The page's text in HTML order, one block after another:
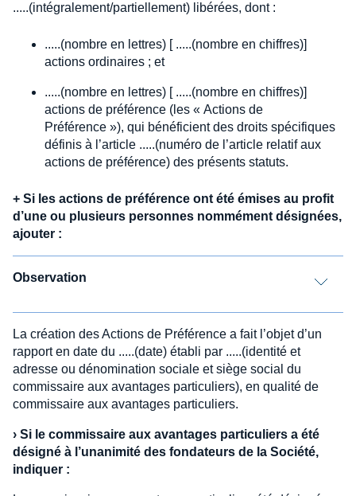
.....(intégralement/partiellement) libérées, dont :
.....(nombre en lettres) [ .....(nombre en chiffres)]
actions ordinaires ; et
.....(nombre en lettres) [ .....(nombre en chiffres)]
actions de préférence (les « Actions de
Préférence »), qui bénéficient des droits spécifiques
définis à l’article .....(numéro de l’article relatif aux
actions de préférence) des présents statuts.
+ Si les actions de préférence ont été émises au profit
d’une ou plusieurs personnes nommément désignées,
ajouter :
Observation
La création des Actions de Préférence a fait l’objet d’un
rapport en date du .....(date) établi par .....(identité et
adresse ou dénomination sociale et siège social du
commissaire aux avantages particuliers), en qualité de
commissaire aux avantages particuliers.
› Si le commissaire aux avantages particuliers a été
désigné à l’unanimité des fondateurs de la Société,
indiquer :